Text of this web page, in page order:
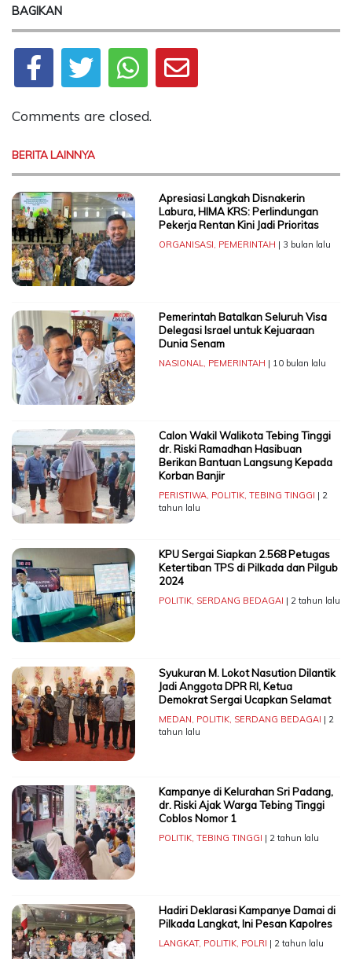
BAGIKAN
Comments are closed.
BERITA LAINNYA
Apresiasi Langkah Disnakerin
Labura, HIMA KRS: Perlindungan
Pekerja Rentan Kini Jadi Prioritas
ORGANISASI PEMERINTAH | 3 bulan lalu
Pemerintah Batalkan Seluruh Visa
Delegasi Israel untuk Kejuaraan
Dunia Senam
NASIONAL PEMERINTAH | 10 bulan lalu
Calon Wakil Walikota Tebing Tinggi
dr. Riski Ramadhan Hasibuan
Berikan Bantuan Langsung Kepada
Korban Banjir
PERISTIWA, POLITIK, TEBING TINGGI | 2
tahun lalu
KPU Sergai Siapkan 2.568 Petugas
Ketertiban TPS di Pilkada dan Pilgub
2024
POLITIK, SERDANG BEDAGAI | 2 tahun lalu
Syukuran M. Lokot Nasution Dilantik
Jadi Anggota DPR RI, Ketua
Demokrat Sergai Ucapkan Selamat
MEDAN POLITIK, SERDANG BEDAGAI | 2
tahun lalu
Kampanye di Kelurahan Sri Padang,
dr. Riski Ajak Warga Tebing Tinggi
Coblos Nomor 1
POLITIK, TEBING TINGGI | 2 tahun lalu
Hadiri Deklarasi Kampanye Damai di
Pilkada Langkat, Ini Pesan Kapolres
LANGKAT, POLITIK, POLRI | 2 tahun lalu